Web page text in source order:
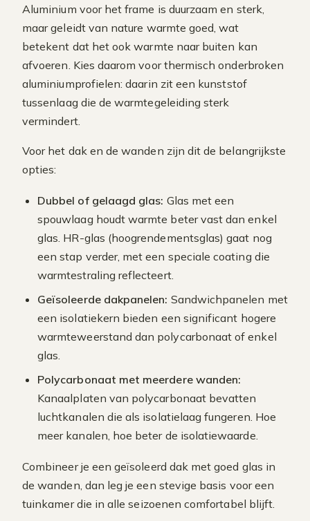
Aluminium voor het frame is duurzaam en sterk,
maar geleidt van nature warmte goed, wat
betekent dat het ook warmte naar buiten kan
afvoeren. Kies daarom voor thermisch onderbroken
aluminiumprofielen: daarin zit een kunststof
tussenlaag die de warmtegeleiding sterk
vermindert.
Voor het dak en de wanden zijn dit de belangrijkste
opties:
Dubbel of gelaagd glas: Glas met een
spouwlaag houdt warmte beter vast dan enkel
glas. HR-glas (hoogrendementsglas) gaat nog
een stap verder, met een speciale coating die
warmtestraling reflecteert.
Geïsoleerde dakpanelen: Sandwichpanelen met
een isolatiekern bieden een significant hogere
warmteweerstand dan polycarbonaat of enkel
glas.
Polycarbonaat met meerdere wanden:
Kanaalplaten van polycarbonaat bevatten
luchtkanalen die als isolatielaag fungeren. Hoe
meer kanalen, hoe beter de isolatiewaarde.
Combineer je een geïsoleerd dak met goed glas in
de wanden, dan leg je een stevige basis voor een
tuinkamer die in alle seizoenen comfortabel blijft.